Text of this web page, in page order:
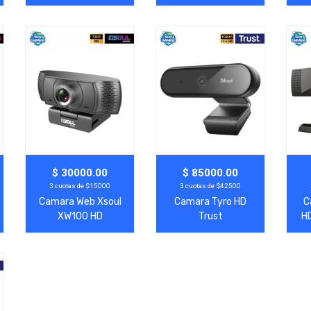
WAC-001
Agregar Ver Más
$ 30000.00
3 cuotas de $15000
Camara Web Xsoul
XW100 HD
Agregar Ver Más
$ 85000.00
3 cuotas de $42500
Camara Tyro HD
Trust